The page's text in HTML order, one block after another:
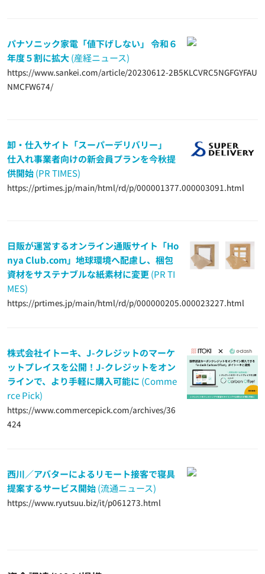
パナソニック家電「値下げしない」 令和６
年度５割に拡大(産経ニュース)
https://www.sankei.com/article/20230612-2B5KLCVRC5NGFGYFAU
NMCFW674/
卸・仕入サイト「スーパーデリバリー」
仕入れ事業者向けの新会員プランを今秋提
供開始(PR TIMES)
https://prtimes.jp/main/html/rd/p/000001377.000003091.html
日販が運営するオンライン通販サイト「Ho
nya Club.com」地球環境へ配慮し、梱包
資材をサステナブルな紙素材に変更(PR TI
MES)
https://prtimes.jp/main/html/rd/p/000000205.000023227.html
株式会社イトーキ、J-クレジットのマーケ
ットプレイスを公開！J-クレジットをオン
ラインで、より手軽に購入可能に (Comme
rce Pick)
https://www.commercepick.com/archives/36
424
西川／アバターによるリモート接客で寝具
提案するサービス開始(流通ニュース)
https://www.ryutsuu.biz/it/p061273.html